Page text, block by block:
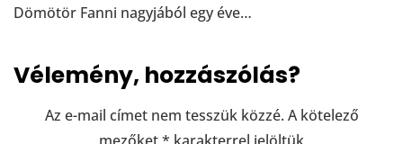
Dömötör Fanni nagyjából egy éve…
Vélemény, hozzászólás?
Az e-mail címet nem tesszük közzé. A kötelező